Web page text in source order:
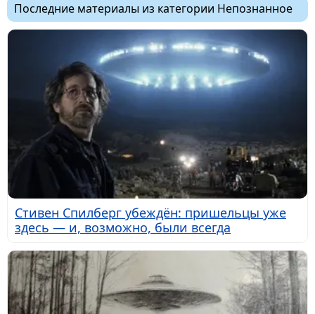
Последние материалы из категории Непознанное
Стивен Спилберг убеждён: пришельцы уже
здесь — и, возможно, были всегда